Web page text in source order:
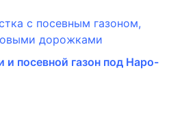
посевной газон под Наро-